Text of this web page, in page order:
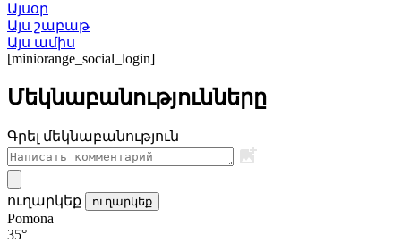
Այսօր
Այս շաբաթ
Այս ամիս
[miniorange_social_login]
Մեկնաբանությունները
Գրել մեկնաբանություն
ուղարկեք ուղարկեք
Pomona
35°